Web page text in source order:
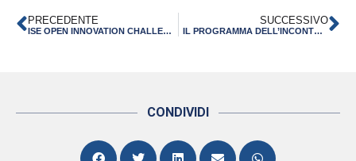
PRECEDENTE
ISE OPEN INNOVATION CHALLENGE 2023 | EVENTO DI MATCHMAKING INTERNAZIONALE
SUCCESSIVO
IL PROGRAMMA DELL’INCONTRO “TRANSIZIONE E SVILUPPO: IL FUTURO DELL’UE E DELLE REGIONI” | VENEZIA 27 GENNAIO 2023
CONDIVIDI